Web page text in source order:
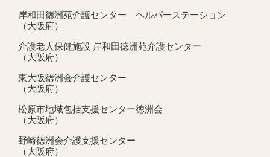
岸和田徳洲苑介護センター ヘルパーステーション
（大阪府）
介護老人保健施設 岸和田徳洲苑介護センター
（大阪府）
東大阪徳洲会介護センター
（大阪府）
松原市地域包括支援センター徳洲会
（大阪府）
野崎徳洲会介護支援センター
（大阪府）